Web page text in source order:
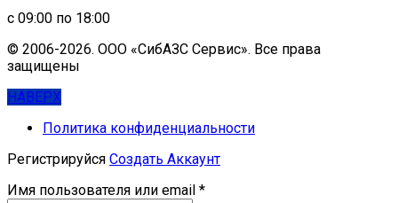
с 09:00 по 18:00
© 2006-2026. ООО «СибАЗС Сервис». Все права
защищены
НАВЕРХ
Политика конфиденциальности
Регистрируйся Создать Аккаунт
Имя пользователя или email *